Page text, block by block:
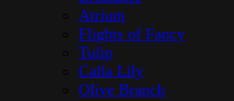
Atrium
Flights of Fancy
Tulip
Calla Lily
Olive Branch